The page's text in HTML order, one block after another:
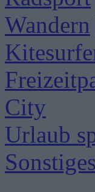
Wandern
City
Urlaub
Sonstiges